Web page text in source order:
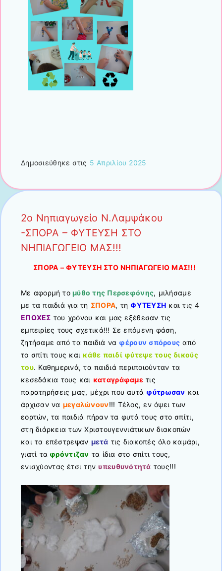
Δημοσιεύθηκε στις 5 Απριλίου 2025
2ο Νηπιαγωγείο Ν.Λαμψάκου
-ΣΠΟΡΑ – ΦΥΤΕΥΣΗ ΣΤΟ
ΝΗΠΙΑΓΩΓΕΙΟ ΜΑΣ!!!
ΣΠΟΡΑ – ΦΥΤΕΥΣΗ ΣΤΟ ΝΗΠΙΑΓΩΓΕΙΟ ΜΑΣ!!!
Με αφορμή το μύθο της Περσεφόνης, μιλήσαμε
με τα παιδιά για τη ΣΠΟΡΑ, τη ΦΥΤΕΥΣΗ και τις 4
ΕΠΟΧΕΣ του χρόνου και μας εξέθεσαν τις
εμπειρίες τους σχετικά!!! Σε επόμενη φάση,
ζητήσαμε από τα παιδιά να φέρουν σπόρους από
το σπίτι τους και κάθε παιδί φύτεψε τους δικούς
του. Καθημερινά, τα παιδιά περιποιούνταν τα
κεσεδάκια τους και καταγράφαμετις
παρατηρήσεις μας, μέχρι που αυτά φύτρωσαν και
άρχισαν να μεγαλώνουν!!! Τέλος, εν όψει των
εορτών, τα παιδιά πήραν τα φυτά τους στο σπίτι,
στη διάρκεια των Χριστουγεννιάτικων διακοπών
και τα επέστρεψαν μετά τις διακοπές όλο καμάρι,
γιατί τα φρόντιζαν τα ίδια στο σπίτι τους,
ενισχύοντας έτσι τηνυπευθυνότητά τους!!!